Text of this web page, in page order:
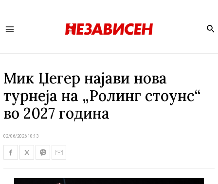
Мик Џегер најави нова
турнеја на „Ролинг стоунс“
во 2027 година
02/06/2026 10:13